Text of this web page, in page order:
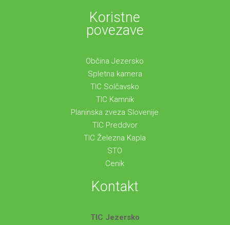
Koristne
povezave
Občina Jezersko
Spletna kamera
TIC Solčavsko
TIC Kamnik
Planinska zveza Slovenije
TIC Preddvor
TIC Železna Kapla
STO
Cenik
Kontakt
TIC Jezersko